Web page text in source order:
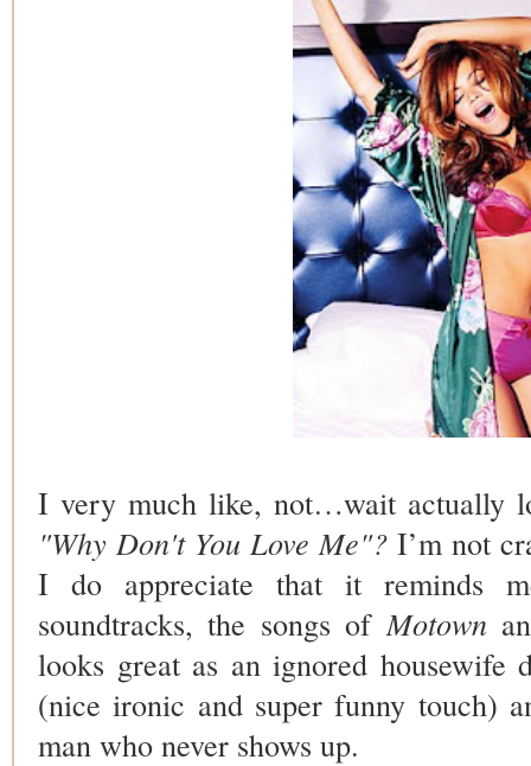
I very much like, not…wait actually
"Why Don't You Love Me"? I’m not
I do appreciate that it reminds
soundtracks, the songs of Motown
looks great as an ignored housewife
(nice ironic and super funny touch)
man who never shows up.